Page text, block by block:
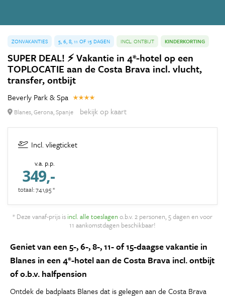
ZONVAKANTIES 5, 6, 8, 11 OF 15 DAGEN INCL. ONTBIJT KINDERKORTING
SUPER DEAL! ⚡ Vakantie in 4*-hotel op een
TOPLOCATIE aan de Costa Brava incl. vlucht,
transfer, ontbijt
Beverly Park & Spa
Blanes, Gerona, Spanje bekijk op kaart
Incl. vliegticket
v.a. p.p.
349,-
totaal: 741,95 *
* Deze vanaf-prijs is incl. alle toeslagen o.b.v. 2 personen, 5 dagen en voor
11 aankomstdagen beschikbaar!
Geniet van een 5-, 6-, 8-, 11- of 15-daagse vakantie in
Blanes in een 4*-hotel aan de Costa Brava incl. ontbijt
of o.b.v. halfpension
Ontdek de badplaats Blanes dat is gelegen aan de Costa Brava